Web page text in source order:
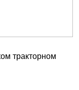
тракторном